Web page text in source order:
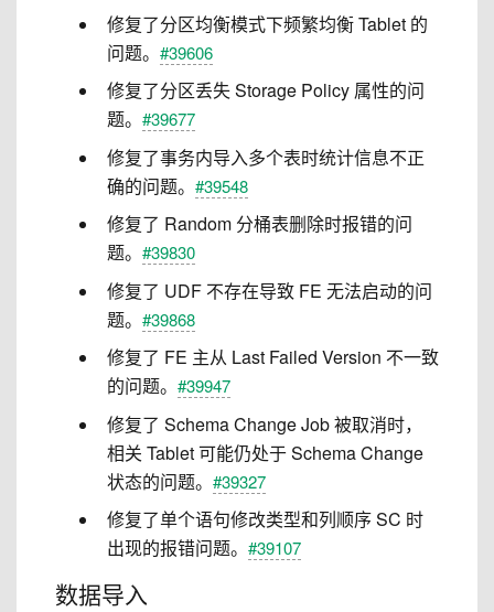
修复了分区均衡模式下频繁均衡 Tablet 的
问题。 #39606
修复了分区丢失 Storage Policy 属性的问
题。 #39677
修复了事务内导入多个表时统计信息不正
确的问题。 #39548
修复了 Random 分桶表删除时报错的问
题。 #39830
修复了 UDF 不存在导致 FE 无法启动的问
题。 #39868
修复了 FE 主从 Last Failed Version 不一致
的问题。 #39947
修复了 Schema Change Job 被取消时，
相关 Tablet 可能仍处于 Schema Change
状态的问题。 #39327
修复了单个语句修改类型和列顺序 SC 时
出现的报错问题。 #39107
数据导入